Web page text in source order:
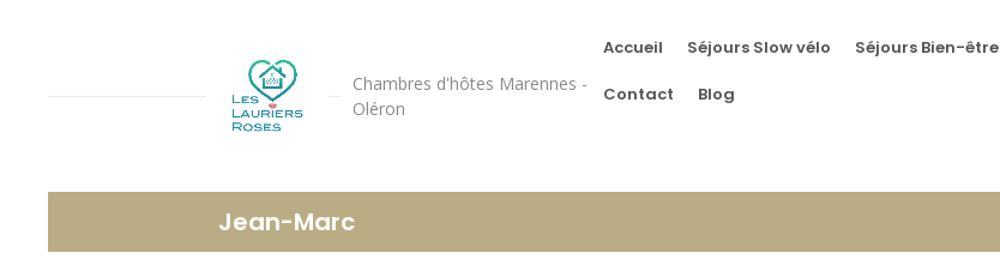
Chambres d'hôtes Marennes -
Oléron
Accueil Séjours Slow vélo Séjours Bien-être
Contact Blog
Jean-Marc